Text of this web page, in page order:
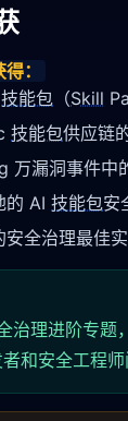
：
技能包 （Skill
技能包供应链
万漏洞事件中
的 AI 技能包安
安全治理最佳
治理进阶专题
和安全工程师